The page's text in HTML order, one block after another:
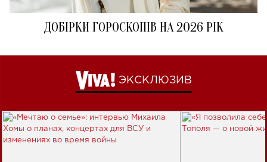
ДОБІРКИ ГОРОСКОПІВ НА 2026 РІК
ЭКСКЛЮЗИВ